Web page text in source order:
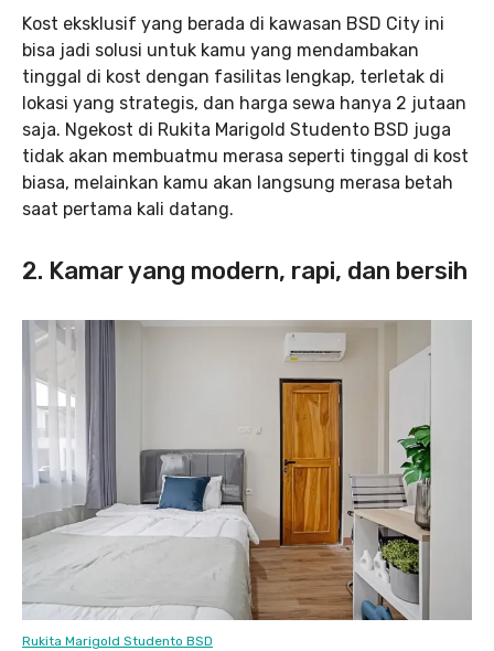
Kost eksklusif yang berada di kawasan BSD City ini
bisa jadi solusi untuk kamu yang mendambakan
tinggal di kost dengan fasilitas lengkap, terletak di
lokasi yang strategis, dan harga sewa hanya 2 jutaan
saja. Ngekost di Rukita Marigold Studento BSD juga
tidak akan membuatmu merasa seperti tinggal di kost
biasa, melainkan kamu akan langsung merasa betah
saat pertama kali datang.
2. Kamar yang modern, rapi, dan bersih
Rukita Marigold Studento BSD